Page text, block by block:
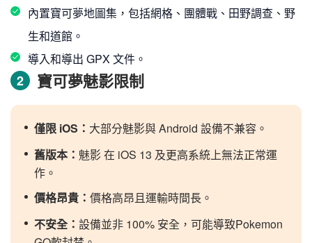
內置寶可夢地圖集，包括網格、團體戰、田野調查、野
生和道館。
導入和導出 GPX 文件。
2 寶可夢魅影限制
僅限 iOS： 大部分魅影與 Android 設備不兼容。
舊版本： 魅影 在 iOS 13 及更高系統上無法正常運
作。
價格昂貴： 價格高昂且運輸時間長。
不安全： 設備並非 100% 安全，可能導致Pokemon